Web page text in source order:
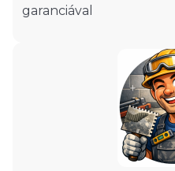
garanciával